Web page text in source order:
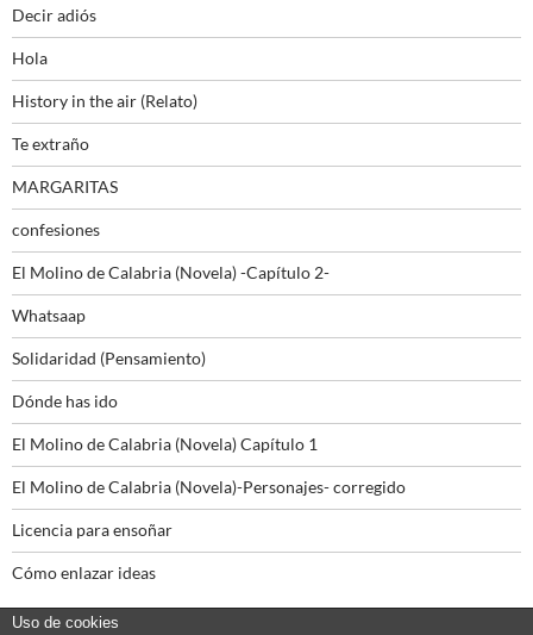
Decir adiós
Hola
History in the air (Relato)
Te extraño
MARGARITAS
confesiones
El Molino de Calabria (Novela) -Capítulo 2-
Whatsaap
Solidaridad (Pensamiento)
Dónde has ido
El Molino de Calabria (Novela) Capítulo 1
El Molino de Calabria (Novela)-Personajes- corregido
Licencia para ensoñar
Cómo enlazar ideas
Uso de cookies